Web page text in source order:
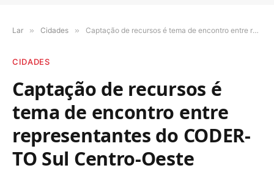
Lar » Cidades » Captação de recursos é tema de encontro entre representantes do CODER-TO Sul Centro-Oeste
CIDADES
Captação de recursos é
tema de encontro entre
representantes do CODER-
TO Sul Centro-Oeste